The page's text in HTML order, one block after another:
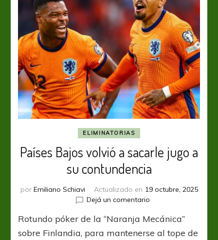
ELIMINATORIAS
Países Bajos volvió a sacarle jugo a
su contundencia
por Emiliano Schiavi Actualizado en 19 octubre, 2025
Dejá un comentarioen
Bajos
volvió
Rotundo póker de la “Naranja Mecánica”
sobre Finlandia, para mantenerse al tope de